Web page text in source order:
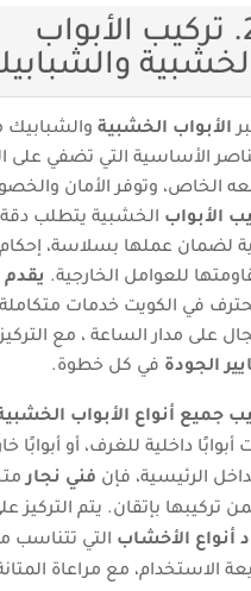
2. تركيب الأبواب
الأبواب الخشبيةوالشبابيك
الأساسية التي تضفي على
الخاص، وتوفر الأمان
الأبواب الخشبية يتطلب دقة
لضمان عملها بسلاسة، إحكام
للعوامل الخارجية. يقدم
في الكويت خدمات
على مدار الساعة ، مع
الجودة في كل خطوة.
جميع أنواع الأبواب
أبوابًا داخلية للغرف، أو أبوابًا
الرئيسية، فإن فني نجار
تركيبها بإتقان. يتم التركيز
أنواع الأخشاب التي تتناسب
الاستخدام، مع مراعاة